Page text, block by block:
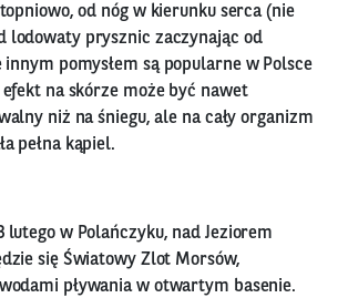
od nóg w kierunku serca (nie
lodowaty prysznic zaczynając od
innym pomysłem są popularne w Polsce
na skórze może być nawet
niż na śniegu, ale na cały organizm
pełna kąpiel.
lutego w Polańczyku, nad Jeziorem
się Światowy Zlot Morsów,
pływania w otwartym basenie.